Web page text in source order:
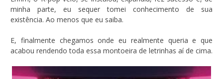
minha parte, eu sequer tomei conhecimento de sua
existência. Ao menos que eu saiba.
E, finalmente chegamos onde eu realmente queria e que
acabou rendendo toda essa montoeira de letrinhas aí de cima.